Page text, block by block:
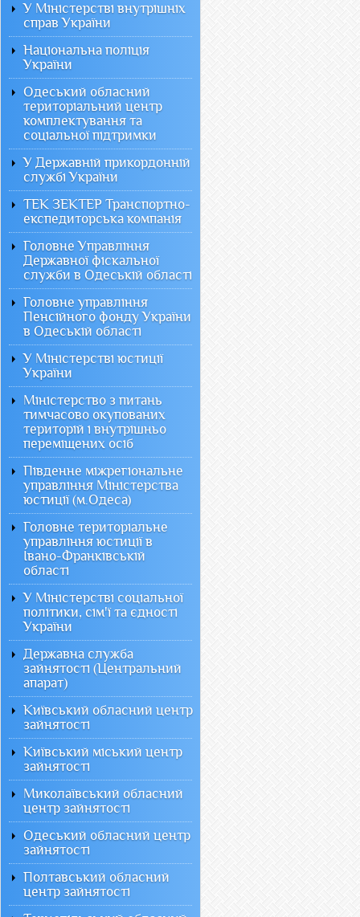
У Міністерстві внутрішніх
справ України
Національна поліція
України
Одеський обласний
територіальний центр
комплектування та
соціальної підтримки
У Державній прикордонній
службі України
ТЕК ЗЕКТЕР Транспортно-
експедиторська компанія
Головне Управління
Державної фіскальної
служби в Одеській області
Головне управління
Пенсійного фонду України
в Одеській області
У Міністерстві юстиції
України
Міністерство з питань
тимчасово окупованих
територій і внутрішньо
переміщених осіб
Південне міжрегіональне
управління Міністерства
юстиції (м.Одеса)
Головне територіальне
управління юстиції в
Івано-Франківській
області
У Міністерстві соціальної
політики, сім'ї та єдності
України
Державна служба
зайнятості (Центральний
апарат)
Київський обласний центр
зайнятості
Київський міський центр
зайнятості
Миколаївський обласний
центр зайнятості
Одеський обласний центр
зайнятості
Полтавський обласний
центр зайнятості